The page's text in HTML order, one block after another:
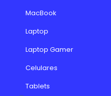
MacBook
Laptop
Laptop Gamer
Celulares
Tablets